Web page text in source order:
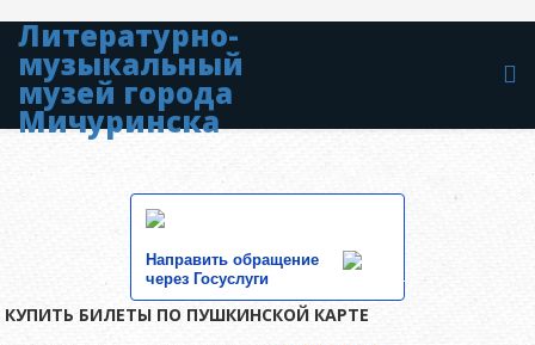
Литературно-
музыкальный
музей города
Мичуринска
Направить обращение
через Госуслуги
КУПИТЬ БИЛЕТЫ ПО ПУШКИНСКОЙ КАРТЕ